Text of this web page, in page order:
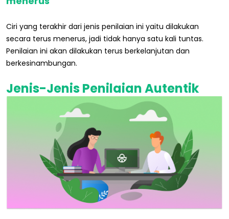
Ciri yang terakhir dari jenis penilaian ini yaitu dilakukan
secara terus menerus, jadi tidak hanya satu kali tuntas.
Penilaian ini akan dilakukan terus berkelanjutan dan
berkesinambungan.
Jenis-Jenis Penilaian Autentik